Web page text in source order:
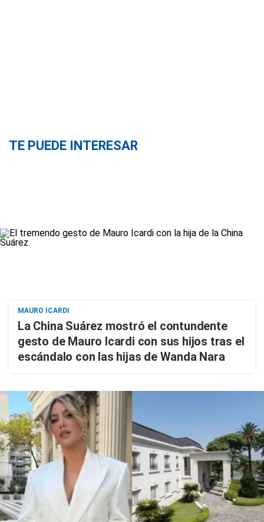
TE PUEDE INTERESAR
MAURO ICARDI
La China Suárez mostró el contundente
gesto de Mauro Icardi con sus hijos tras el
escándalo con las hijas de Wanda Nara